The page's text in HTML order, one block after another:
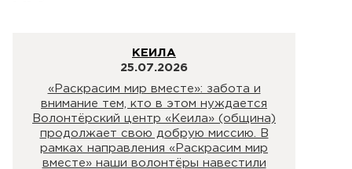
КЕИЛА
25.07.2026
«Раскрасим мир вместе»: забота и
внимание тем, кто в этом нуждается
Волонтёрский центр «Кеила» (община)
продолжает свою добрую миссию. В
рамках направления «Раскрасим мир
вместе» наши волонтёры навестили